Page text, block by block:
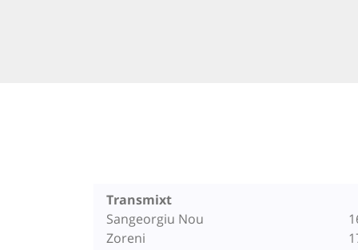
Transmixt
Sangeorgiu Nou
Zoreni